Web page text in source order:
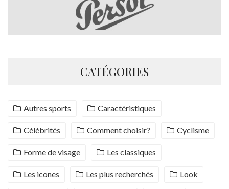
CATÉGORIES
Autres sports Caractéristiques
Célébrités Comment choisir? Cyclisme
Forme de visage Les classiques
Les icones Les plus recherchés Look